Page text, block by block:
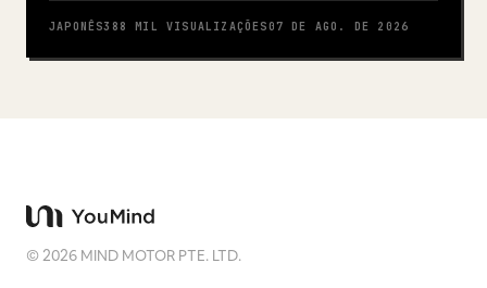
JAPONÊS388 MIL VISUALIZAÇÕES07 DE AGO. DE 2026
©2026 MIND MOTOR PTE. LTD.